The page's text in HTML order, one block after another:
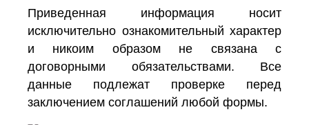
Приведенная информация носит
исключительно ознакомительный характер
и никоим образом не связана с
договорными обязательствами. Все
данные подлежат проверке перед
заключением соглашений любой формы.